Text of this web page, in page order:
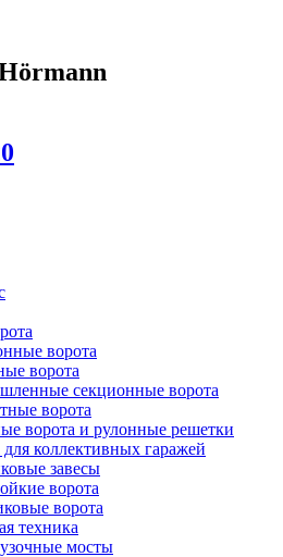
ворота
ворота
секционные ворота
ворота
ворота и рулонные решетки
коллективных гаражей
завесы
ворота
ворота
техника
мосты